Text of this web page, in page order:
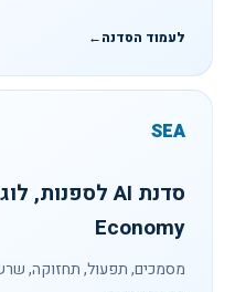
לעמוד הסדנה←
SEA
Economy
מסמכים, תפעול, תחזוקה,